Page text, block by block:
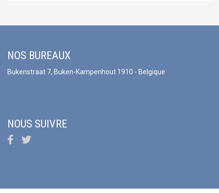
NOS BUREAUX
Bukenstraat 7, Buken-Kampenhout 1910 - Belgique
NOUS SUIVRE